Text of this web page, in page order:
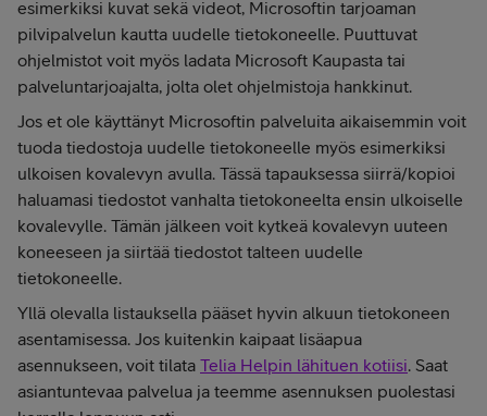
esimerkiksi kuvat sekä videot, Microsoftin tarjoaman
pilvipalvelun kautta uudelle tietokoneelle. Puuttuvat
ohjelmistot voit myös ladata Microsoft Kaupasta tai
palveluntarjoajalta, jolta olet ohjelmistoja hankkinut.
Jos et ole käyttänyt Microsoftin palveluita aikaisemmin voit
tuoda tiedostoja uudelle tietokoneelle myös esimerkiksi
ulkoisen kovalevyn avulla. Tässä tapauksessa siirrä/kopioi
haluamasi tiedostot vanhalta tietokoneelta ensin ulkoiselle
kovalevylle. Tämän jälkeen voit kytkeä kovalevyn uuteen
koneeseen ja siirtää tiedostot talteen uudelle
tietokoneelle.
Yllä olevalla listauksella pääset hyvin alkuun tietokoneen
asentamisessa. Jos kuitenkin kaipaat lisäapua
asennukseen, voit tilata Telia Helpin lähituen kotiisi. Saat
asiantuntevaa palvelua ja teemme asennuksen puolestasi